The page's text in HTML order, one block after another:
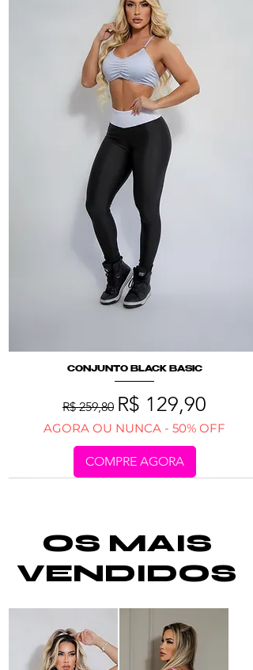
CONJUNTO BLACK BASIC
Preço normal
R$ 259,80 Preço
R$ 129,90
AGORA OU NUNCA - 50% OFF
COMPRE AGORA
OS MAIS
VENDIDOS